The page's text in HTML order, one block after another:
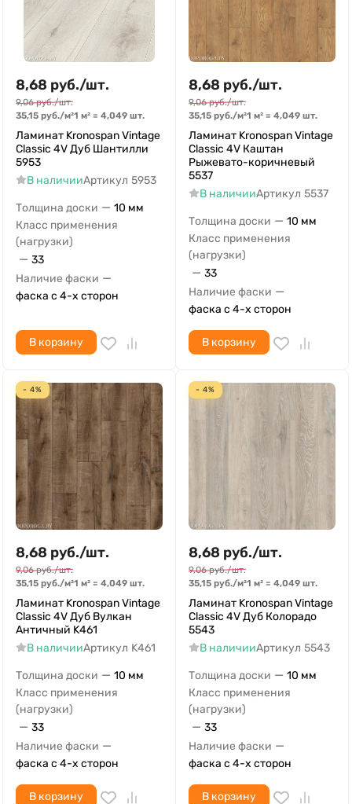
8,68 руб./шт.
9,06 руб./шт.
35,15 руб./м²1 м² = 4,049 шт.
Ламинат Kronospan Vintage
Classic 4V Дуб Шантилли
5953
В наличииАртикул 5953
Толщина доски — 10 мм
Класс применения
(нагрузки)
— 33
Наличие фаски —
фаска с 4-х сторон
В корзину
8,68 руб./шт.
9,06 руб./шт.
35,15 руб./м²1 м² = 4,049 шт.
Ламинат Kronospan Vintage
Classic 4V Каштан
Рыжевато-коричневый
5537
В наличииАртикул 5537
Толщина доски — 10 мм
Класс применения
(нагрузки)
— 33
Наличие фаски —
фаска с 4-х сторон
В корзину
- 4%
8,68 руб./шт.
9,06 руб./шт.
35,15 руб./м²1 м² = 4,049 шт.
Ламинат Kronospan Vintage
Classic 4V Дуб Вулкан
Античный K461
В наличииАртикул K461
Толщина доски — 10 мм
Класс применения
(нагрузки)
— 33
Наличие фаски —
фаска с 4-х сторон
В корзину
- 4%
8,68 руб./шт.
9,06 руб./шт.
35,15 руб./м²1 м² = 4,049 шт.
Ламинат Kronospan Vintage
Classic 4V Дуб Колорадо
5543
В наличииАртикул 5543
Толщина доски — 10 мм
Класс применения
(нагрузки)
— 33
Наличие фаски —
фаска с 4-х сторон
В корзину